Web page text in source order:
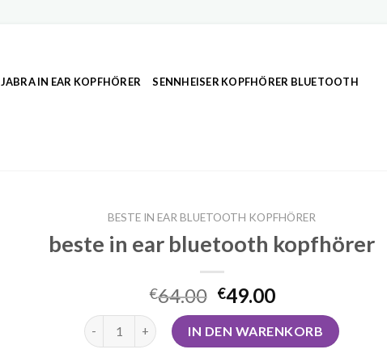
JABRA IN EAR KOPFHÖRER SENNHEISER KOPFHÖRER BLUETOOTH
BESTE IN EAR BLUETOOTH KOPFHÖRER
beste in ear bluetooth kopfhörer
€64.00 €49.00
beste in ear bluetooth kopfhörer Menge
IN DEN WARENKORB